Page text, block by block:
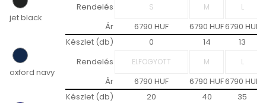
jet black
Rendelés
Ár
6790 HUF 6790 HUF6790 HUF
oxford navy
Készlet (db) 0 14
13
Rendelés
Ár
6790 HUF 6790 HUF6790 HUF
Készlet (db) 20 40
35